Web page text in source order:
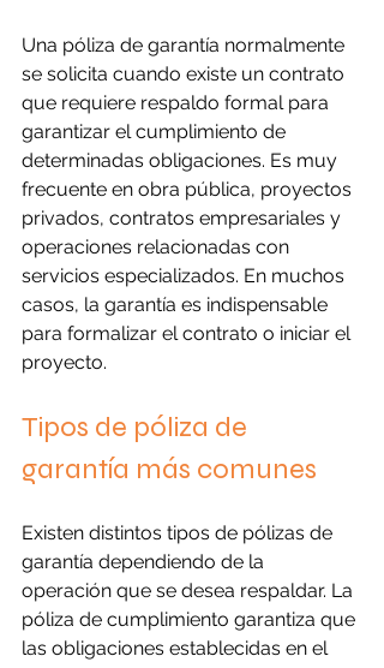
Una póliza de garantía normalmente
se solicita cuando existe un contrato
que requiere respaldo formal para
garantizar el cumplimiento de
determinadas obligaciones. Es muy
frecuente en obra pública, proyectos
privados, contratos empresariales y
operaciones relacionadas con
servicios especializados. En muchos
casos, la garantía es indispensable
para formalizar el contrato o iniciar el
proyecto.
Tipos de póliza de
garantía más comunes
Existen distintos tipos de pólizas de
garantía dependiendo de la
operación que se desea respaldar. La
póliza de cumplimiento garantiza que
las obligaciones establecidas en el